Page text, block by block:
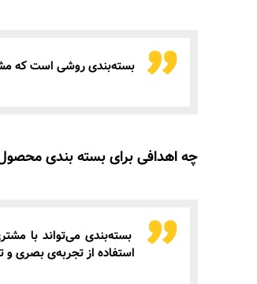
بسته‌بندی روشی است که
چه اهدافی برای بسته بندی
بسته‌بندی می‌تواند با
استفاده از تجربه‌ی بصری و